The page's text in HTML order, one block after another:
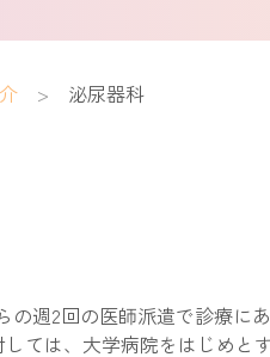
泌尿器科
週2回の医師派遣で診療に
ては、大学病院をはじめと